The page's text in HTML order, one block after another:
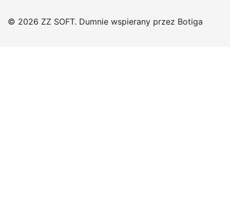
© 2026 ZZ SOFT. Dumnie wspierany przez Botiga